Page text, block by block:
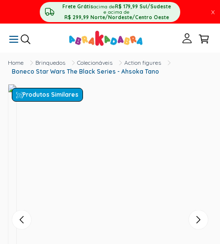
Frete Grátisacima deR$ 179,99 Sul/Sudeste
e acima de
R$ 299,99 Norte/Nordeste/Centro Oeste
X
Brinquedos Colecionáveis
Action figures
Boneco Star Wars The Black Series - Ahsoka Tano
Produtos Similares